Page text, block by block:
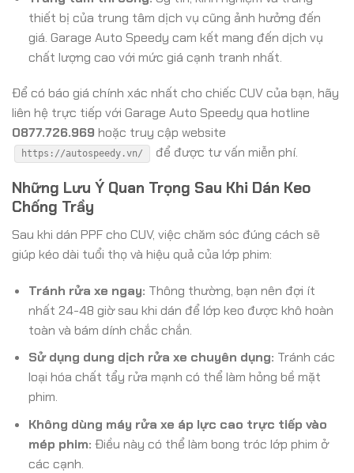
thiết bị của trung tâm dịch vụ cũng ảnh hưởng đến
giá. Garage Auto Speedy cam kết mang đến dịch vụ
chất lượng cao với mức giá cạnh tranh nhất.
Để có báo giá chính xác nhất cho chiếc CUV của bạn, hãy
liên hệ trực tiếp với Garage Auto Speedy qua hotline
0877.726.969 hoặc truy cập website
https://autospeedy.vn/ để được tư vấn miễn phí.
Những Lưu Ý Quan Trọng Sau Khi Dán Keo
Chống Trầy
Sau khi dán PPF cho CUV, việc chăm sóc đúng cách sẽ
giúp kéo dài tuổi thọ và hiệu quả của lớp phim:
Tránh rửa xe ngay: Thông thường, bạn nên đợi ít
nhất 24-48 giờ sau khi dán để lớp keo được khô hoàn
toàn và bám dính chắc chắn.
Sử dụng dung dịch rửa xe chuyên dụng: Tránh các
loại hóa chất tẩy rửa mạnh có thể làm hỏng bề mặt
phim.
Không dùng máy rửa xe áp lực cao trực tiếp vào
mép phim: Điều này có thể làm bong tróc lớp phim ở
các cạnh.